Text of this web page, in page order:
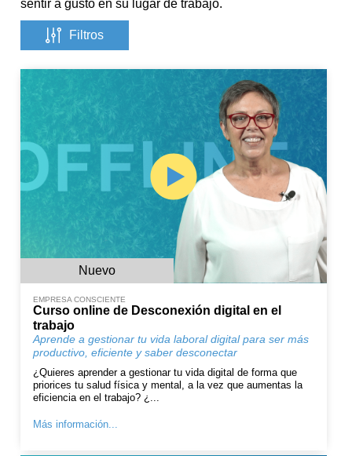
sentir a gusto en su lugar de trabajo.
Filtros
Nuevo
EMPRESA CONSCIENTE
Curso online de Desconexión digital en el
trabajo
Aprende a gestionar tu vida laboral digital para ser más
productivo, eficiente y saber desconectar
¿Quieres aprender a gestionar tu vida digital de forma que
priorices tu salud física y mental, a la vez que aumentas la
eficiencia en el trabajo? ¿...
Más información...